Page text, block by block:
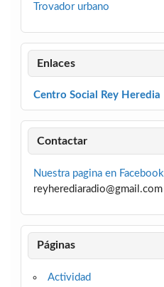
Trovador urbano
Enlaces
Centro Social Rey Heredia
Contactar
Nuestra pagina en Facebook
reyherediaradio@gmail.com
Páginas
Actividad